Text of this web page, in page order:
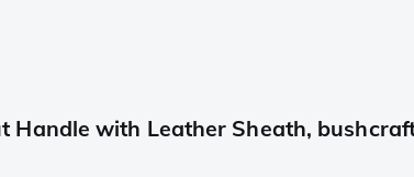
Handle with Leather Sheath,